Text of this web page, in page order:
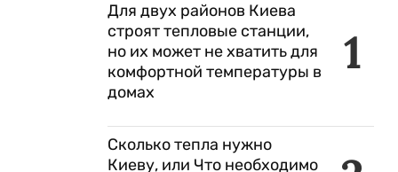
1
Для двух районов Киева
строят тепловые станции,
но их может не хватить для
комфортной температуры в
домах
Сколько тепла нужно
Киеву, или Что необходимо